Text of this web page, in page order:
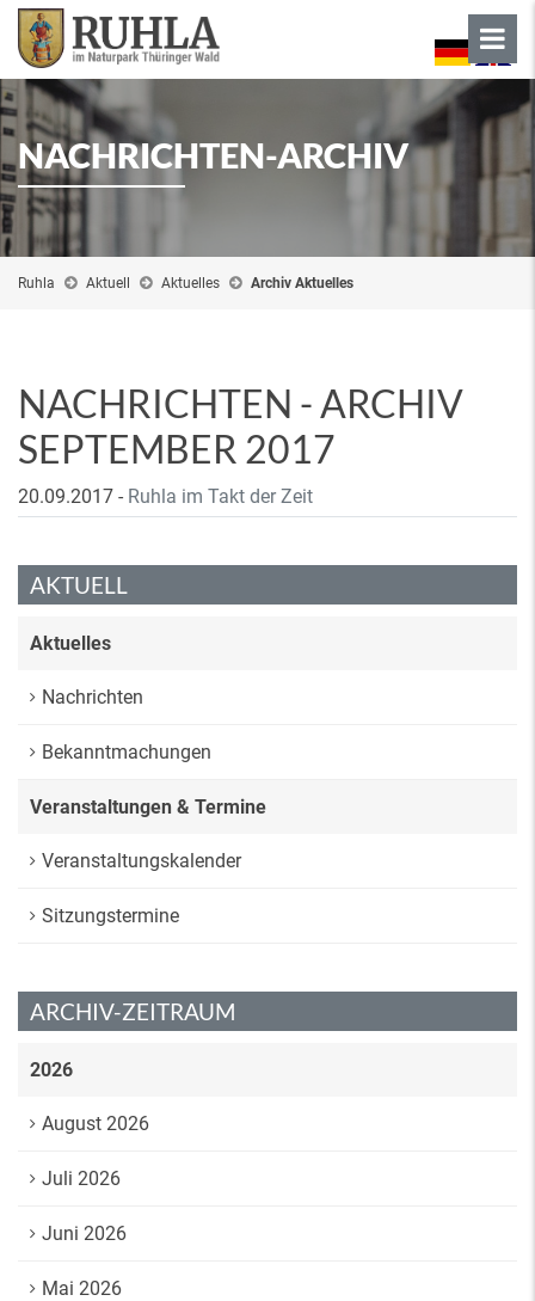
NACHRICHTEN-ARCHIV
Ruhla Aktuell Aktuelles Archiv Aktuelles
NACHRICHTEN - ARCHIV
SEPTEMBER 2017
20.09.2017 - Ruhla im Takt der Zeit
AKTUELL
Aktuelles
Nachrichten
Bekanntmachungen
Veranstaltungen & Termine
Veranstaltungskalender
Sitzungstermine
ARCHIV-ZEITRAUM
2026
August 2026
Juli 2026
Juni 2026
Mai 2026